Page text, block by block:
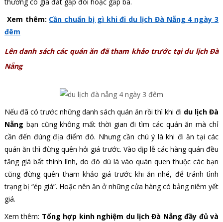
Xem thêm: Cần chuẩn bị gì khi đi du lịch Đà Nẵng 4 ngày 3
đêm
Lên danh sách các quán ăn đã tham khảo trước tại du lịch Đà
Nẵng
Nếu đã có trước những danh sách quán ăn rồi thì khi đi du lịch Đà
Nẵng bạn cũng không mất thời gian đi tìm các quán ăn mà chỉ
cần đến đúng địa điểm đó. Nhưng cần chú ý là khi đi ăn tại các
quán ăn thì đừng quên hỏi giá trước. Vào dịp lễ các hàng quán đều
tăng giá bất thình lình, do đó dù là vào quán quen thuộc các bạn
cũng đừng quên tham khảo giá trước khi ăn nhé, để tránh tình
trạng bị “ép giá”. Hoặc nên ăn ở những cửa hàng có bảng niêm yết
giá.
Xem thêm: Tổng hợp kinh nghiệm du lịch Đà Nẵng đầy đủ và